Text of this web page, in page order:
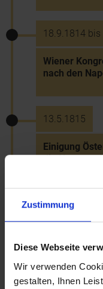
Zustimmung
Diese Webseite
Wir verwenden
gestalten, Ihnen
18.9.1814 bis
Wiener
nach den
13.5.1815
Einigung
die
18.6.1815
26.9.1815